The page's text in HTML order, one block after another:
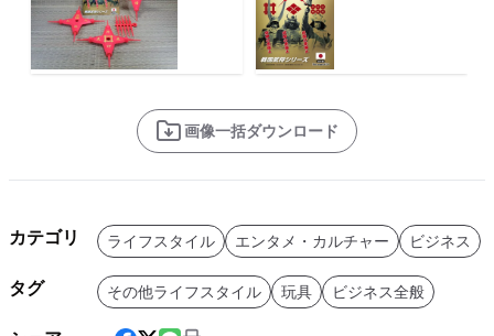
画像一括ダウンロード
カテゴリ ライフスタイル エンタメ・カルチャー ビジネス
タグ その他ライフスタイル 玩具 ビジネス全般